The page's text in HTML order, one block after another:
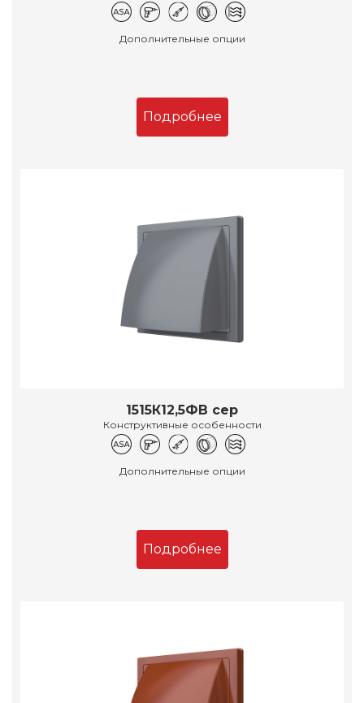
Дополнительные опции
Подробнее
1515К12,5ФВ сер
Конструктивные особенности
Дополнительные опции
Подробнее